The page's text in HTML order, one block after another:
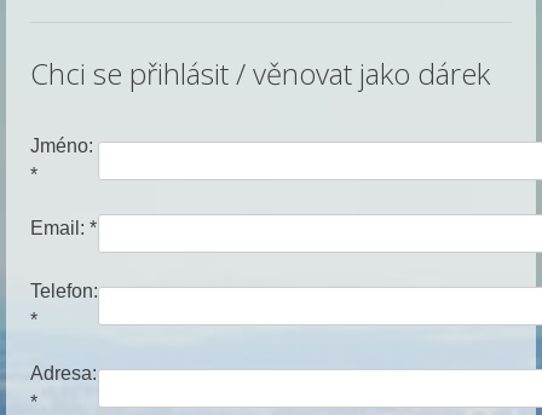
Chci se přihlásit / věnovat jako dárek
Jméno:
*
Email: *
Telefon:
*
Adresa:
*